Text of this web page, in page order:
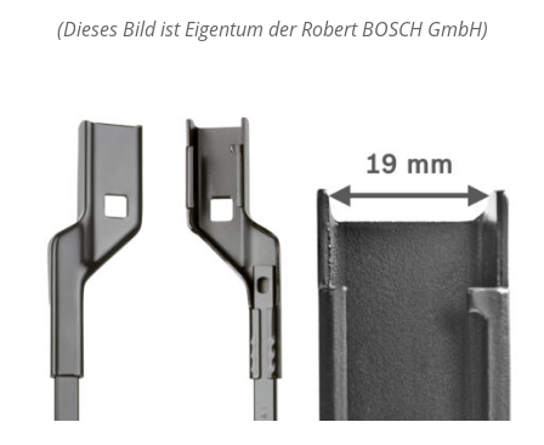
(Dieses Bild ist Eigentum der Robert BOSCH GmbH)